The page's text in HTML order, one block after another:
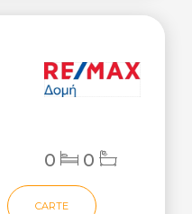
0 0
CARTE